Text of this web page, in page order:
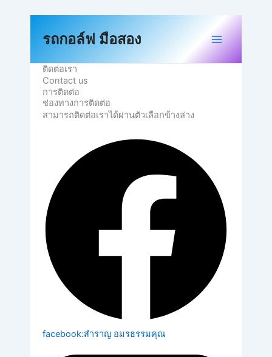
content
รถกอล์ฟ มือสอง
ติดต่อเรา
Contact us
การติดต่อ
ช่องทางการติดต่อ
สามารถติดต่อเราได้ผ่านตัวเลือกข้างล่าง
facebook:สำราญ อมรธรรมคุณ